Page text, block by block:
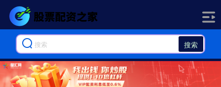
搜索